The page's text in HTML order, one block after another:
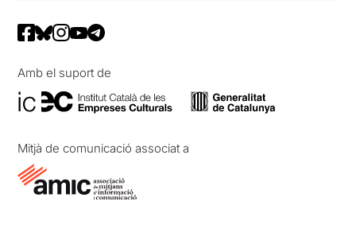
Amb el suport de
Mitjà de comunicació associat a